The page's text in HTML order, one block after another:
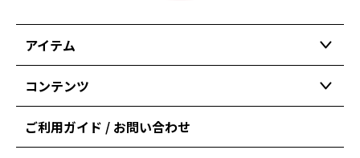
アイテム
コンテンツ
ご利用ガイド / お問い合わせ